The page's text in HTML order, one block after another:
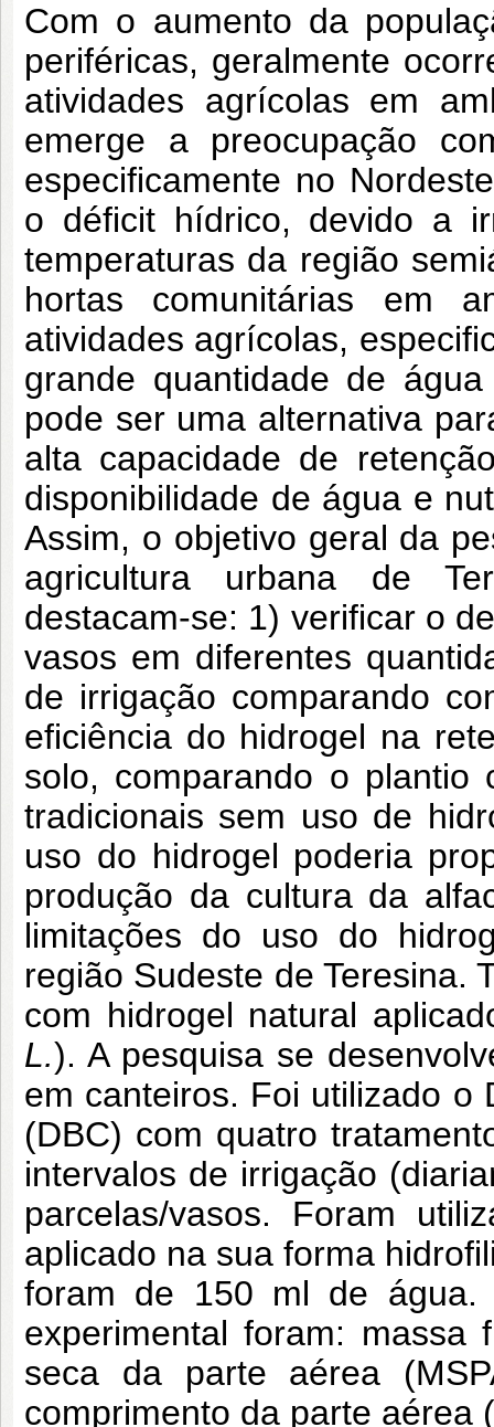
Com o aumento da
periféricas, geralmente
atividades agrícolas em
emerge a preocupação
especificamente no
o déficit hídrico, devido a
temperaturas da região
hortas comunitárias em
atividades agrícolas,
grande quantidade de
pode ser uma alternativa
alta capacidade de
disponibilidade de água e
Assim, o objetivo geral da
agricultura urbana de
destacam-se: 1) verificar o
vasos em diferentes
de irrigação comparando
eficiência do hidrogel na
solo, comparando o
tradicionais sem uso de
uso do hidrogel poderia
produção da cultura da
limitações do uso do
região Sudeste de Teresina.
com hidrogel natural
L.). A pesquisa se
em canteiros. Foi utilizado o
(DBC) com quatro
intervalos de irrigação
parcelas/vasos. Foram
aplicado na sua forma
foram de 150 ml de água.
experimental foram: massa
seca da parte aérea
comprimento da parte aérea